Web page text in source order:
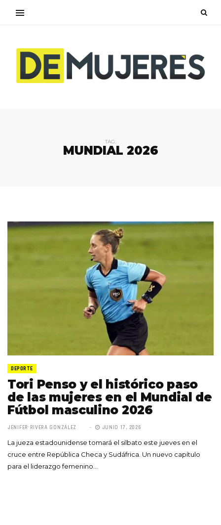
TAG:
MUNDIAL 2026
DEPORTE
Tori Penso y el histórico paso
de las mujeres en el Mundial de
Fútbol masculino 2026
JENIFER RIVERA GONZÁLEZ JUNIO 17, 2026
La jueza estadounidense tomará el silbato este jueves en el
cruce entre República Checa y Sudáfrica. Un nuevo capítulo
para el liderazgo femenino…